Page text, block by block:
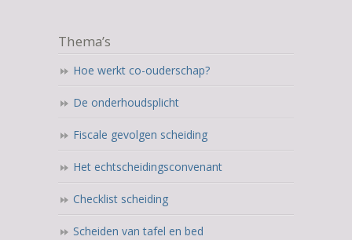
Thema’s
Hoe werkt co-ouderschap?
De onderhoudsplicht
Fiscale gevolgen scheiding
Het echtscheidingsconvenant
Checklist scheiding
Scheiden van tafel en bed